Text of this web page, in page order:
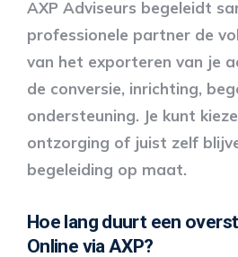
AXP Adviseurs begeleidt
professionele partner de
van het exporteren van je
de conversie, inrichting,
ondersteuning. Je kunt
ontzorging of juist zelf
begeleiding op maat.
Hoe lang duurt een
Online via AXP?